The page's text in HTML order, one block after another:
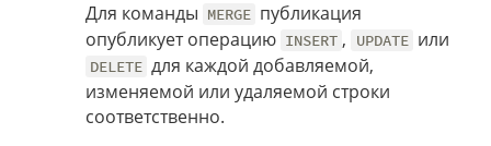
Для команды MERGE публикация
опубликует операцию INSERT , UPDATE или
DELETE для каждой добавляемой,
изменяемой или удаляемой строки
соответственно.